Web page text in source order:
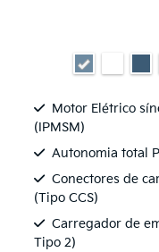
Motor Elétrico
(IPMSM)
Autonomia total
Conectores de
(Tipo CCS)
Carregador de
Tipo 2)